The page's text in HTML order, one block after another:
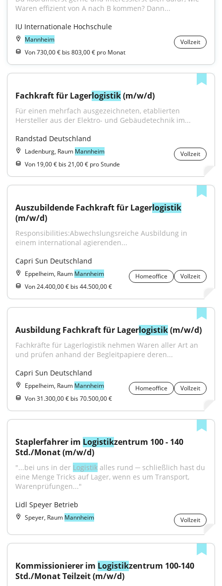
Waren effizient von A nach B kommen? Dann...
IU Internationale Hochschule
Mannheim
Vollzeit
Von 730,00 € bis 803,00 € pro Monat
Fachkraft für Lagerlogistik (m/w/d)
Für einen mehrfach ausgezeichneten, etablierten
Hersteller aus der Elektro- und Gebäudetechnik im...
Randstad Deutschland
Ladenburg, Raum Mannheim
Vollzeit
Von 19,00 € bis 21,00 € pro Stunde
Auszubildende Fachkraft für Lagerlogistik
(m/w/d)
Responsibilities:Abwechslungsreiche Ausbildung in
einem international agierenden...
Capri Sun Deutschland
Eppelheim, Raum Mannheim Homeoffice
Vollzeit
Von 24.400,00 € bis 44.500,00 €
Ausbildung Fachkraft für Lagerlogistik (m/w/d)
Fachkräfte für Lagerlogistik nehmen Waren aller Art an
und prüfen anhand der Begleitpapiere deren...
Capri Sun Deutschland
Eppelheim, Raum Mannheim Homeoffice
Vollzeit
Von 31.300,00 € bis 70.500,00 €
Staplerfahrer im Logistikzentrum 100 - 140
Std./Monat (m/w/d)
"...bei uns in der Logistik alles rund ─ schließlich hast du
eine Menge Tricks auf Lager, wenn es um Transport,
Warenprüfungen..."
Lidl Speyer Betrieb
Speyer, Raum Mannheim Vollzeit
Kommissionierer im Logistikzentrum 100-140
Std./Monat Teilzeit (m/w/d)